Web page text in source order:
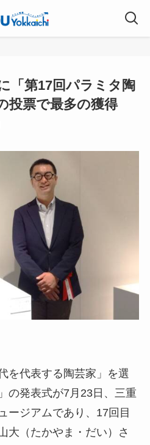
「第17回パラミタ陶
投票で最多の獲得
を代表する陶芸家」を選
の発表式が7月23日、三重
ージアムであり、17回目
大（たかやま・だい）さ